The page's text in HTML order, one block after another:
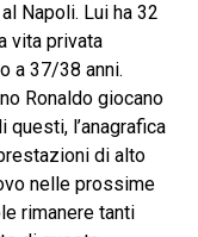
Napoli. Lui ha 32
vita privata
a 37/38 anni.
Ronaldo giocano
questi, l’anagrafica
di alto
nelle prossime
rimanere tanti